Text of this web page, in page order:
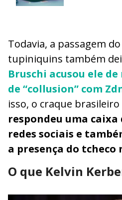
Todavia, a passagem
tupiniquins também
Bruschi acusou ele
de “collusion” com
isso, o craque brasileiro
respondeu uma
redes sociais e
a presença do tcheco
O que Kelvin